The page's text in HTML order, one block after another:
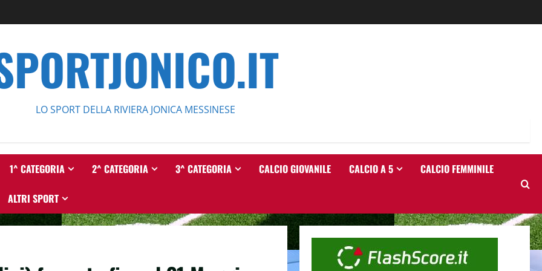
LO SPORT DELLA RIVIERA JONICA MESSINESE
1^ CATEGORIA 2^ CATEGORIA 3^ CATEGORIA CALCIO GIOVANILE CALCIO A 5 CALCIO FEMMINILE
ALTRI SPORT